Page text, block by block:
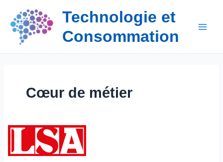
contenu
Technologie et
Consommation
Cœur de métier